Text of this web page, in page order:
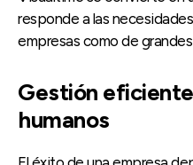
responde a las
empresas como de
Gestión
humanos